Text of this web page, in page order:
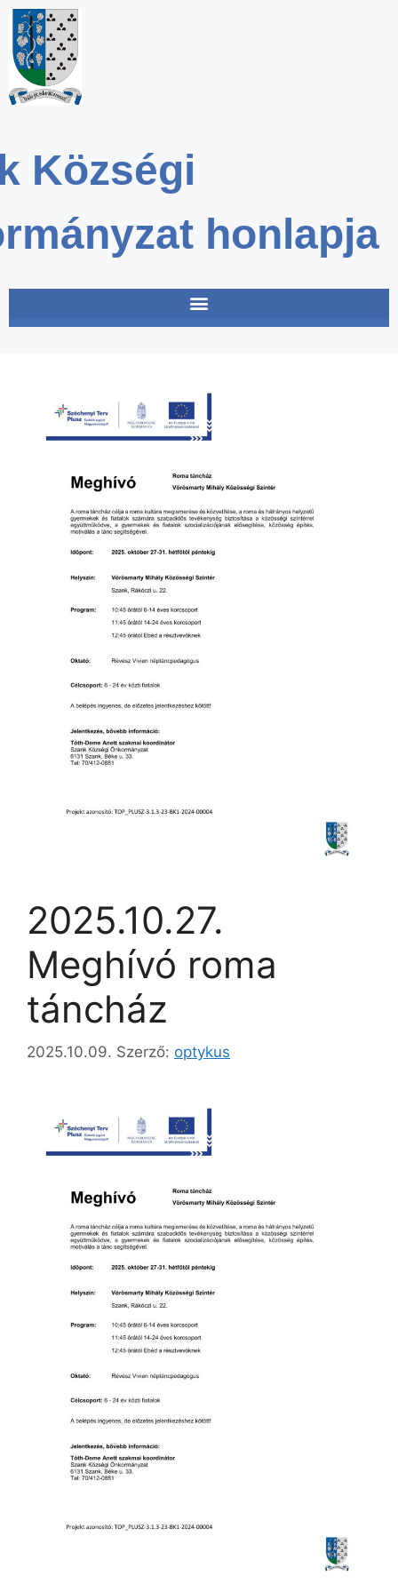
Községi
honlapja
2025.10.27.
Meghívó roma
táncház
2025.10.09. Szerző: optykus